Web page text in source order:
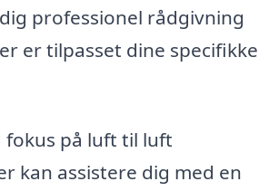
professionel rådgivning
er tilpasset dine specifikke
fokus på luft til luft
kan assistere dig med en